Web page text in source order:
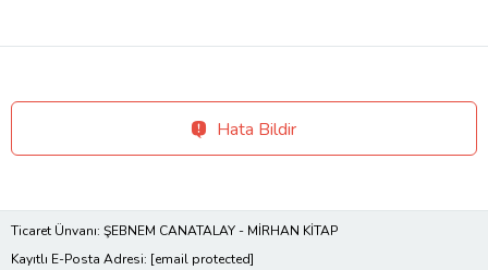
Hata Bildir
Ticaret Ünvanı: ŞEBNEM CANATALAY - MİRHAN KİTAP
Kayıtlı E-Posta Adresi: [email protected]